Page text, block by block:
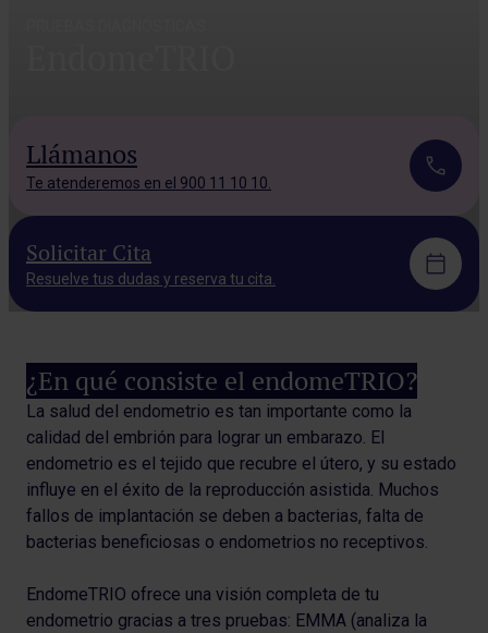
Llámanos
Te atenderemos en el 900 11 10 10.
Solicitar Cita
Resuelve tus dudas y reserva tu cita.
¿En qué consiste el endomeTRIO?
La salud del endometrio es tan importante como la
calidad del embrión para lograr un embarazo. El
endometrio es el tejido que recubre el útero, y su estado
influye en el éxito de la reproducción asistida. Muchos
fallos de implantación se deben a bacterias, falta de
bacterias beneficiosas o endometrios no receptivos.
EndomeTRIO ofrece una visión completa de tu
endometrio gracias a tres pruebas: EMMA (analiza la